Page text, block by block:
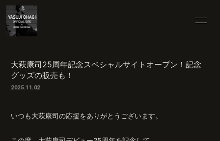
INFORMATION
DISCOGRAPHY
BLOG
大萩康司25周年記念スペシャルサイトオープン！記念
グッズの販売も！
2025.11.02
いつも大萩康司の応援をありがとうございます。